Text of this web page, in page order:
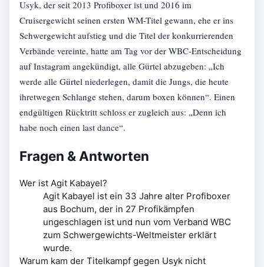
Usyk, der seit 2013 Profiboxer ist und 2016 im
Cruisergewicht seinen ersten WM-Titel gewann, ehe er ins
Schwergewicht aufstieg und die Titel der konkurrierenden
Verbände vereinte, hatte am Tag vor der WBC-Entscheidung
auf Instagram angekündigt, alle Gürtel abzugeben: „Ich
werde alle Gürtel niederlegen, damit die Jungs, die heute
ihretwegen Schlange stehen, darum boxen können“. Einen
endgültigen Rücktritt schloss er zugleich aus: „Denn ich
habe noch einen last dance“.
Fragen & Antworten
Wer ist Agit Kabayel?
Agit Kabayel ist ein 33 Jahre alter Profiboxer
aus Bochum, der in 27 Profikämpfen
ungeschlagen ist und nun vom Verband WBC
zum Schwergewichts-Weltmeister erklärt
wurde.
Warum kam der Titelkampf gegen Usyk nicht